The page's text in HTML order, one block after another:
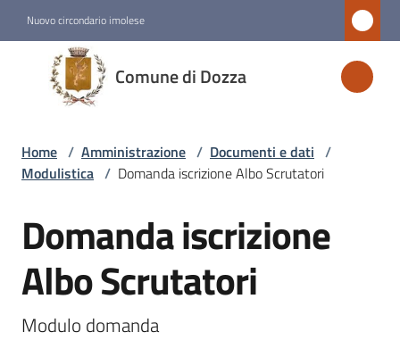
Nuovo circondario imolese
Comune di Dozza
Comune
di
Dozza
Novità
Home / Amministrazione / Documenti e dati /
Modulistica / Domanda iscrizione Albo Scrutatori
Salta al contenuto
Domanda iscrizione
Albo Scrutatori
Modulo domanda